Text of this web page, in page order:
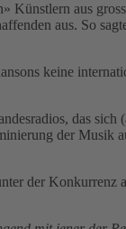
aus
aus. So
keine
das
der Musik
der